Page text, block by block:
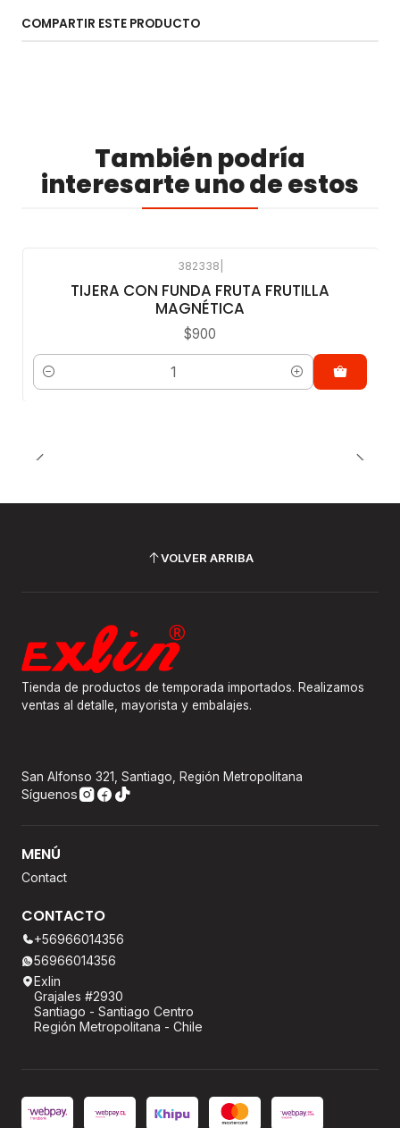
COMPARTIR ESTE PRODUCTO
También podría
interesarte uno de estos
382338
TIJERA CON FUNDA FRUTA FRUTILLA
MAGNÉTICA
$900
Cantidad
VOLVER ARRIBA
Tienda de productos de temporada importados. Realizamos
ventas al detalle, mayorista y embalajes.
San Alfonso 321, Santiago, Región Metropolitana
Síguenos
MENÚ
Contact
CONTACTO
+56966014356
56966014356
Exlin
Grajales #2930
Santiago - Santiago Centro
Región Metropolitana - Chile